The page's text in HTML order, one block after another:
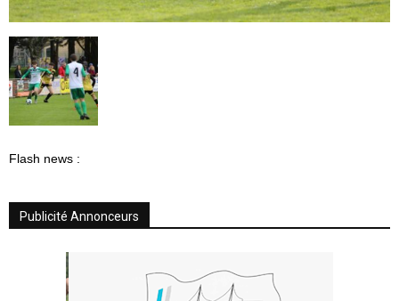
Flash news :
Publicité Annonceurs